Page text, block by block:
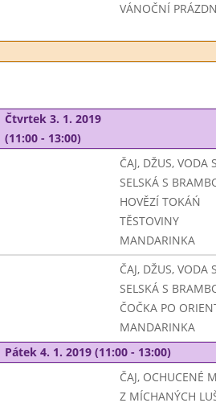
VÁNOČNÍ
Čtvrtek 3. 1. 2019
(11:00 - 13:00)
ČAJ, DŽUS, VODA
SELSKÁ S
HOVĚZÍ TOKÁŃ
TĚSTOVINY
MANDARINKA
ČAJ, DŽUS, VODA
SELSKÁ S
ČOČKA PO
MANDARINKA
Pátek 4. 1. 2019 (11:00 - 13:00)
ČAJ, OCHUCENÉ
Z MÍCHANÝCH